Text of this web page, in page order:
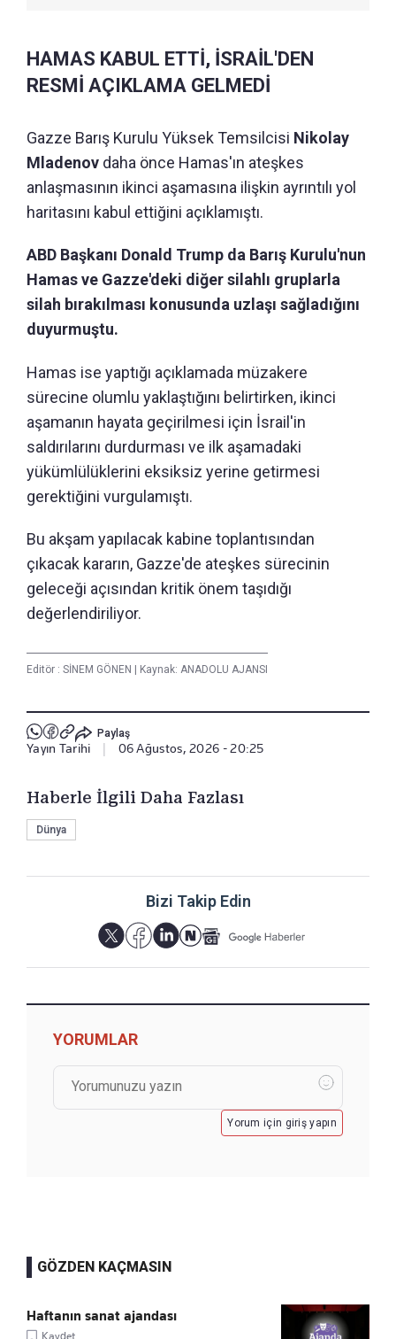
HAMAS KABUL ETTİ, İSRAİL'DEN
RESMİ AÇIKLAMA GELMEDİ
Gazze Barış Kurulu Yüksek Temsilcisi Nikolay
Mladenov daha önce Hamas'ın ateşkes
anlaşmasının ikinci aşamasına ilişkin ayrıntılı yol
haritasını kabul ettiğini açıklamıştı.
ABD Başkanı Donald Trump da Barış Kurulu'nun
Hamas ve Gazze'deki diğer silahlı gruplarla
silah bırakılması konusunda uzlaşı sağladığını
duyurmuştu.
Hamas ise yaptığı açıklamada müzakere
sürecine olumlu yaklaştığını belirtirken, ikinci
aşamanın hayata geçirilmesi için İsrail'in
saldırılarını durdurması ve ilk aşamadaki
yükümlülüklerini eksiksiz yerine getirmesi
gerektiğini vurgulamıştı.
Bu akşam yapılacak kabine toplantısından
çıkacak kararın, Gazze'de ateşkes sürecinin
geleceği açısından kritik önem taşıdığı
değerlendiriliyor.
Editör : SİNEM GÖNEN Kaynak: ANADOLU AJANSI
Paylaş
Yayın Tarihi 06 Ağustos, 2026 - 20:25
Haberle İlgili Daha Fazlası
Dünya
Bizi Takip Edin
YORUMLAR
Yorum için giriş yapın
GÖZDEN KAÇMASIN
Haftanın sanat ajandası
Kaydet